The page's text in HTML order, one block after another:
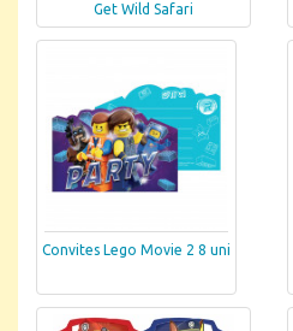
Get Wild Safari
Convites Lego Movie 2 8 uni